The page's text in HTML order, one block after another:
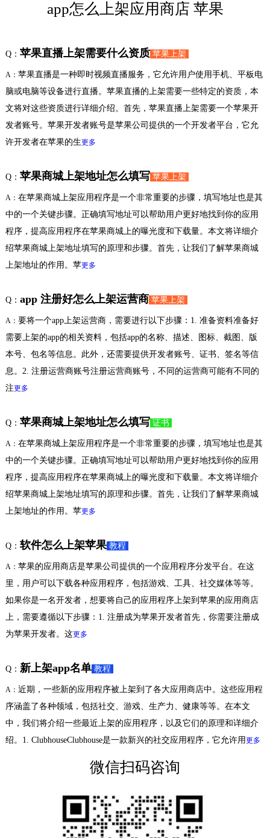
app怎么上架应用商店 苹果
Q： 苹果直播上架需要什么资质 苹果上架
A： 苹果直播是一种即时视频直播服务，它允许用户使用手机、平板电
脑或电脑等设备进行直播。苹果直播的上架需要一些特定的资质，本
文将对这些资质进行详细介绍。首先，苹果直播上架需要一个苹果开
发者账号。苹果开发者账号是苹果公司提供的一个开发者平台，它允
许开发者在苹果的生更多
Q： 苹果商城上架地址怎么填写 苹果上架
A： 在苹果商城上架应用程序是一个非常重要的步骤，填写地址也是其
中的一个关键步骤。正确填写地址可以帮助用户更好地找到你的应用
程序，提高应用程序在苹果商城上的曝光度和下载量。本文将详细介
绍苹果商城上架地址填写的原理和步骤。首先，让我们了解苹果商城
上架地址的作用。苹更多
Q： app 注册好怎么上架运营商 苹果上架
A： 要将一个app上架运营商，需要进行以下步骤：1. 准备资料准备好
需要上架的app的相关资料，包括app的名称、描述、图标、截图、版
本号、包名等信息。此外，还需要提供开发者账号、证书、签名等信
息。2. 注册运营商账号注册运营商账号，不同的运营商可能有不同的
注更多
Q： 苹果商城上架地址怎么填写 证书
A： 在苹果商城上架应用程序是一个非常重要的步骤，填写地址也是其
中的一个关键步骤。正确填写地址可以帮助用户更好地找到你的应用
程序，提高应用程序在苹果商城上的曝光度和下载量。本文将详细介
绍苹果商城上架地址填写的原理和步骤。首先，让我们了解苹果商城
上架地址的作用。苹更多
Q： 软件怎么上架苹果 教程
A： 苹果的应用商店是苹果公司提供的一个应用程序分发平台。在这
里，用户可以下载各种应用程序，包括游戏、工具、社交媒体等等。
如果你是一名开发者，想要将自己的应用程序上架到苹果的应用商店
上，需要遵循以下步骤：1. 注册成为苹果开发者首先，你需要注册成
为苹果开发者。这更多
Q： 新上架app名单 教程
A： 近期，一些新的应用程序被上架到了各大应用商店中。这些应用程
序涵盖了各种领域，包括社交、游戏、生产力、健康等等。在本文
中，我们将介绍一些最近上架的应用程序，以及它们的原理和详细介
绍。1. ClubhouseClubhouse是一款新兴的社交应用程序，它允许用更多
微信扫码咨询